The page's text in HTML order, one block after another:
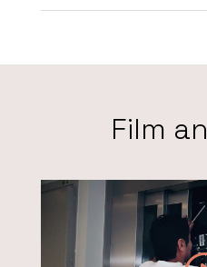
Film